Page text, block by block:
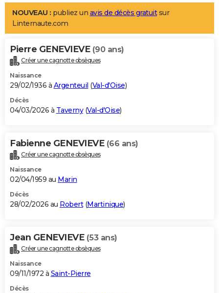
LIFESTYLE
Art de vivre
Bien-être
Loisirs
Mode
Modes de vie
Alimentation
Guide de la santé
Maladies
Médicaments
Sommeil
VOYAGE
Destinations
City break
Voyage nature
Voyage de noces
Forum
Climat
+PHOTO
GUIDES D'ACHAT
BONS PLANS
Carte de Noël
Carte Bonne année
Carte Saint-Valentin
Carte Pâques
Carte d'anniversaire
DICTIONNAIRE
Dictionnaire
Biographies
Citations
Expressions
Proverbes
PROGRAMME TV
S'inscrire
Se connecter
Lycées
Collèges
Primaires
Universités
Entreprises
Service militaire
Avis de recherche
AVIS DE DÉCÈS
Bricolage
Lifestyle
Culture
Sport
Auto
Television
Voyage
Cinema
NOUVEAU : publiez un avis de décès gratuitsur
Linternaute.com
Pierre GENEVIEVE (90 ans)
Créer une cagnotte obsèques
Naissance
29/02/1936 à Argenteuil (Val-d'Oise)
Décès
04/03/2026 à Taverny(Val-d'Oise)
Fabienne GENEVIEVE (66 ans)
Créer une cagnotte obsèques
Naissance
02/04/1959 au Marin
Décès
28/02/2026 au Robert(Martinique)
Jean GENEVIEVE (53 ans)
Créer une cagnotte obsèques
Naissance
09/11/1972 à Saint-Pierre
Décès